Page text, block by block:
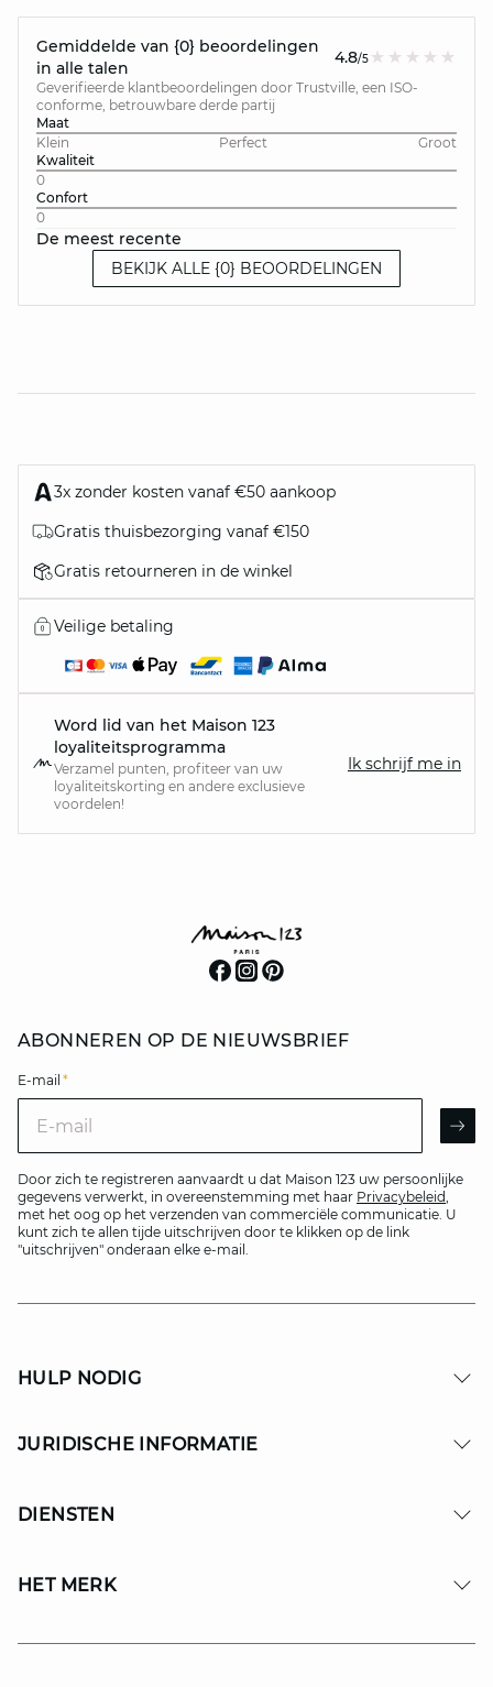
Gemiddelde van {0} beoordelingen
in alle talen
4.8/5
Geverifieerde klantbeoordelingen door Trustville, een ISO-
conforme, betrouwbare derde partij
Maat
Klein
Perfect
Groot
Kwaliteit
0
Confort
0
De meest recente
BEKIJK ALLE {0} BEOORDELINGEN
3x zonder kosten vanaf €50 aankoop
Gratis thuisbezorging vanaf €150
Gratis retourneren in de winkel
Veilige betaling
Word lid van het Maison 123
loyaliteitsprogramma
Verzamel punten, profiteer van uw
loyaliteitskorting en andere exclusieve
voordelen!
Ik schrijf me in
ABONNEREN OP DE NIEUWSBRIEF
E-mail *
Door zich te registreren aanvaardt u dat Maison 123 uw persoonlijke
gegevens verwerkt, in overeenstemming met haar Privacybeleid,
met het oog op het verzenden van commerciële communicatie. U
kunt zich te allen tijde uitschrijven door te klikken op de link
"uitschrijven" onderaan elke e-mail.
HULP NODIG
JURIDISCHE INFORMATIE
DIENSTEN
HET MERK